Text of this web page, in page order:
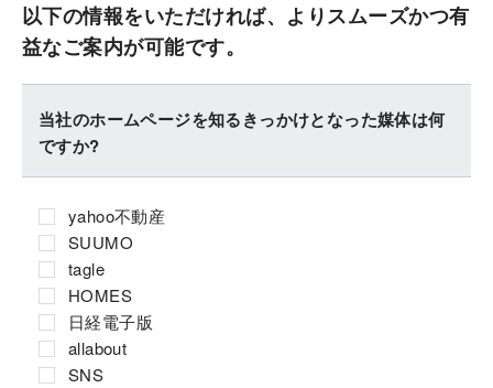
以下の情報をいただければ、よりスムーズかつ有
益なご案内が可能です。
当社のホームページを知るきっかけとなった媒体は何
ですか?
yahoo不動産
SUUMO
tagle
HOMES
日経電子版
allabout
SNS